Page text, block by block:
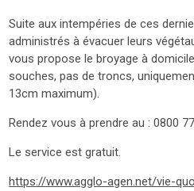
Suite aux intempéries de ces
administrés à évacuer leurs
vous propose le broyage à
souches, pas de troncs,
13cm maximum).
Rendez vous à prendre au : 0800
Le service est gratuit.
https://www.agglo-agen.net/vie-